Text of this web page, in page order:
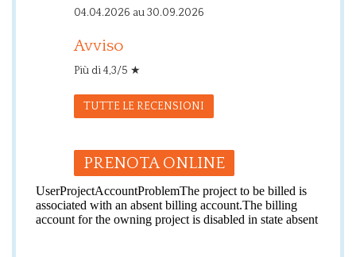
04.04.2026 au 30.09.2026
Avviso
Più di 4,3/5 ★
TUTTE LE RECENSIONI
PRENOTA ONLINE